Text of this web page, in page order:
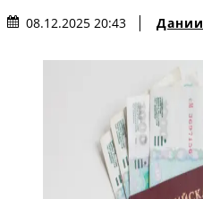
08.12.2025 20:43